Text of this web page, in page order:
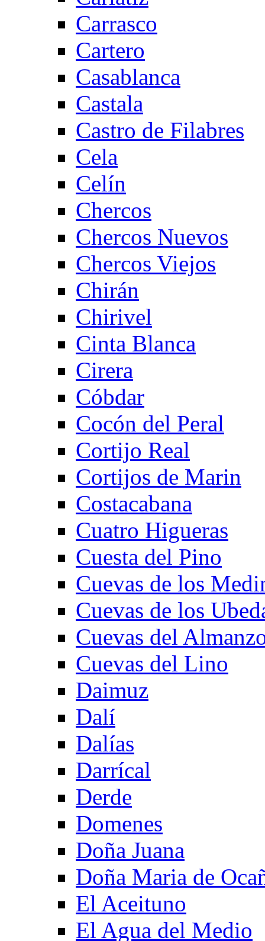
Carrasco
Cartero
Casablanca
Castala
Castro de Filabres
Cela
Celín
Chercos
Chercos Nuevos
Chercos Viejos
Chirán
Chirivel
Cinta Blanca
Cirera
Cóbdar
Cocón del Peral
Cortijo Real
Cortijos de Marin
Costacabana
Cuatro Higueras
Cuesta del Pino
Cuevas de los
Cuevas de los
Cuevas del
Cuevas del Lino
Daimuz
Dalí
Dalías
Darrícal
Derde
Domenes
Doña Juana
Doña Maria de
El Aceituno
El Agua del Medio